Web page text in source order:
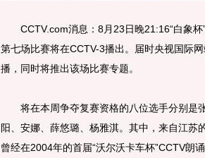
CCTV.com消息：8月23日晚21:16“白象杯
第七场比赛将在CCTV-3播出。届时央视国际
播，同时将推出该场比赛专题。
将在本周争夺复赛资格的八位选手分别是
阳、安娜、薛悠璐、杨雅淇。其中，来自江苏
曾经在2004年的首届“沃尔沃卡车杯”CCTV朗